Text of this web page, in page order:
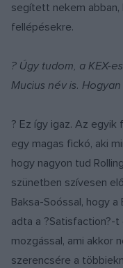
segített nekem
fellépésekre.
? Úgy tudom, a KEX-
Mucius név is.
? Ez így igaz. Az
egy magas fickó, aki
hogy nagyon tud
szünetben szívesen
Baksa-Soóssal, hogy
adta a ?Satisfaction?-
mozgással, ami akkor
szerencsére a